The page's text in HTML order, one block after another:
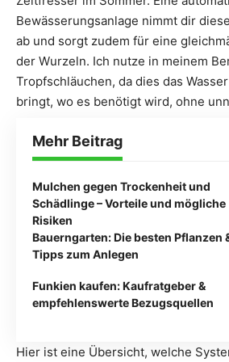
Bewässerungsanlage nimmt dir
ab und sorgt zudem für eine
der Wurzeln. Ich nutze in meinem
Tropfschläuchen, da dies das
bringt, wo es benötigt wird, ohne
Mehr Beitrag
Mulchen gegen Trockenheit und
Schädlinge – Vorteile und mögliche
Risiken
Bauerngarten: Die besten Pflanzen
Tipps zum Anlegen
Funkien kaufen: Kaufratgeber &
empfehlenswerte Bezugsquellen
Hier ist eine Übersicht, welche